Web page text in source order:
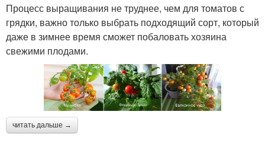
Процесс выращивания не труднее, чем для томатов с
грядки, важно только выбрать подходящий сорт, который
даже в зимнее время сможет побаловать хозяина
свежими плодами.
читать дальше →